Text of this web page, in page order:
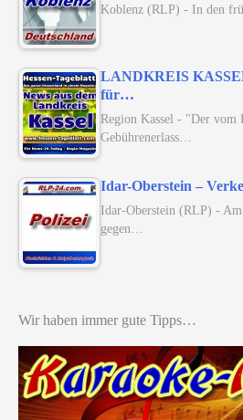
Koblenz (RLP) - In den
LANDKREIS
für…
Region Kassel - "Der vom
Gebührenerlass…
Idar-Oberstein –
Idar-Oberstein (RLP) -
gegen…
Wir haben immer gute Tipps…